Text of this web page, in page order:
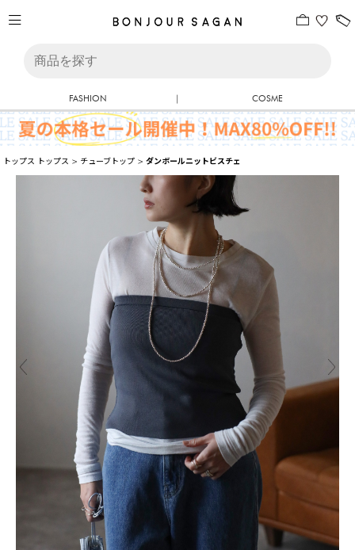
FASHION | COSME
トップス トップス > チューブトップ >ダンボールニットビスチェ